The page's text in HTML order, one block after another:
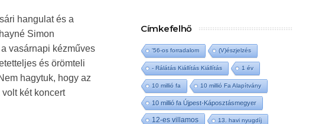
hangulat és a
Simon
vasárnapi kézműves
és örömteli
hagytuk, hogy az
két koncert
Címkefelhő
'56-os forradalom (V)észjelzés
- Rálátás Kiállítás Kiállítás 1 év
10 millió fa 10 millió Fa Alapítvány
10 millió fa Újpest-Káposztásmegyer
12-es villamos 13. havi nyugdíj